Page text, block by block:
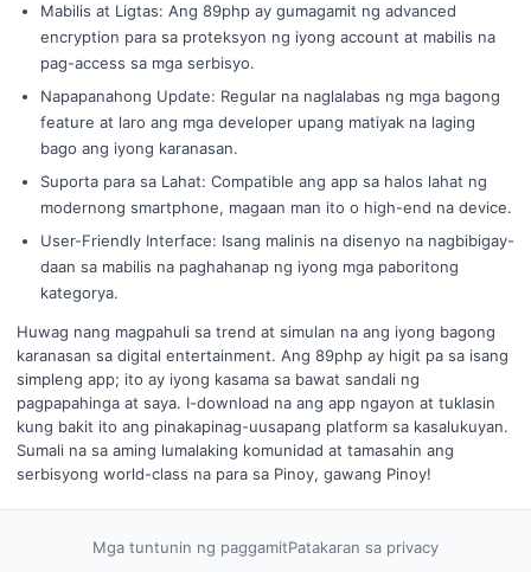
Mabilis at Ligtas: Ang 89php ay gumagamit ng advanced
encryption para sa proteksyon ng iyong account at mabilis na
pag-access sa mga serbisyo.
Napapanahong Update: Regular na naglalabas ng mga bagong
feature at laro ang mga developer upang matiyak na laging
bago ang iyong karanasan.
Suporta para sa Lahat: Compatible ang app sa halos lahat ng
modernong smartphone, magaan man ito o high-end na device.
User-Friendly Interface: Isang malinis na disenyo na nagbibigay-
daan sa mabilis na paghahanap ng iyong mga paboritong
kategorya.
Huwag nang magpahuli sa trend at simulan na ang iyong bagong
karanasan sa digital entertainment. Ang 89php ay higit pa sa isang
simpleng app; ito ay iyong kasama sa bawat sandali ng
pagpapahinga at saya. I-download na ang app ngayon at tuklasin
kung bakit ito ang pinakapinag-uusapang platform sa kasalukuyan.
Sumali na sa aming lumalaking komunidad at tamasahin ang
serbisyong world-class na para sa Pinoy, gawang Pinoy!
Mga tuntunin ng paggamitPatakaran sa privacy